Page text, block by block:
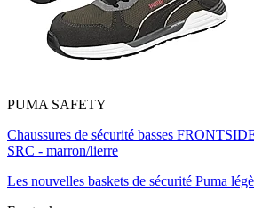
PUMA SAFETY
Chaussures de sécurité basses
SRC - marron/lierre
Les nouvelles baskets de sécurité Puma